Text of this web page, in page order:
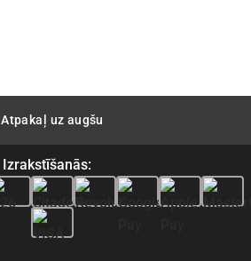
Atpakaļ uz augšu
Izrakstīšanās: